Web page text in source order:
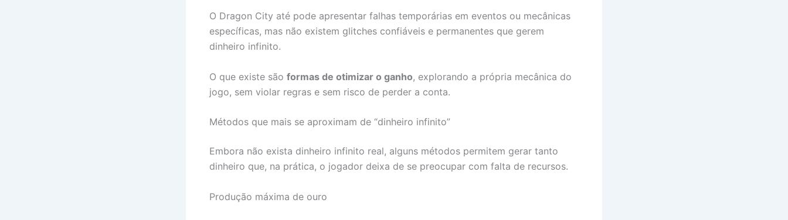
O Dragon City até pode apresentar falhas temporárias em eventos ou mecânicas
específicas, mas não existem glitches confiáveis e permanentes que gerem
dinheiro infinito.
O que existe são formas de otimizar o ganho, explorando a própria mecânica do
jogo, sem violar regras e sem risco de perder a conta.
Métodos que mais se aproximam de “dinheiro infinito”
Embora não exista dinheiro infinito real, alguns métodos permitem gerar tanto
dinheiro que, na prática, o jogador deixa de se preocupar com falta de recursos.
Produção máxima de ouro